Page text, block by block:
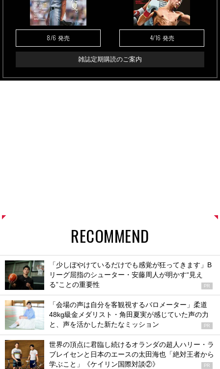
8/6 発売 4/16 発売
雑誌定期購読のご案内
RECOMMEND
「少しぼやけているだけでも感覚が狂ってきます」B
リーグ屈指のシューター・安藤周人が明かす“見え
る”ことの重要性
PR
「会場の声は自分を客観視するバロメーター」柔道
48kg級金メダリスト・角田夏実が感じていた声の力
と、声を活かした新たなミッション
PR
世界の頂点に君臨し続けるオランダの超人ハリー・ラ
ブレイセンと日本のエースの太田海也「絶対王者から
学ぶこと」《ケイリン国際対談②》
PR